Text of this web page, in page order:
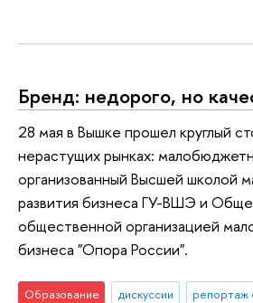
Бренд: недорого, но
28 мая в Вышке прошел круглый
нерастущих рынках:
организованный Высшей школой
развития бизнеса ГУ-ВШЭ и
общественной организацией
бизнеса "Опора России".
Образование дискуссии
репортаж